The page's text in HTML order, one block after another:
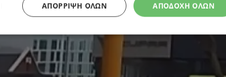
ΑΠΟΔΟΧΗ ΟΛΩΝ
ΑΠΌΡΡΙΨΗ ΌΛΩΝ